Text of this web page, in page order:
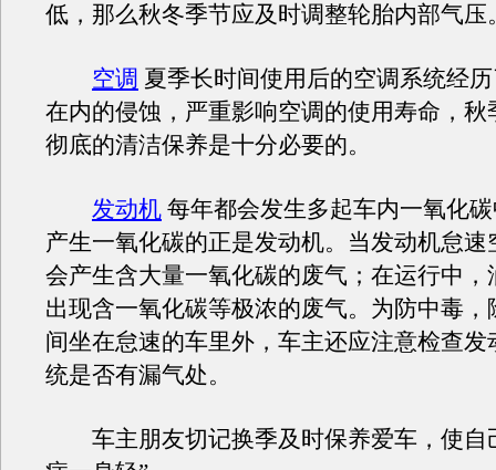
低，那么秋冬季节应及时调整轮胎内部气压
空调 夏季长时间使用后的空调系统经
在内的侵蚀，严重影响空调的使用寿命，秋
彻底的清洁保养是十分必要的。
发动机 每年都会发生多起车内一氧化
产生一氧化碳的正是发动机。当发动机怠速
会产生含大量一氧化碳的废气；在运行中，
出现含一氧化碳等极浓的废气。为防中毒，
间坐在怠速的车里外，车主还应注意检查发
统是否有漏气处。
车主朋友切记换季及时保养爱车，使自